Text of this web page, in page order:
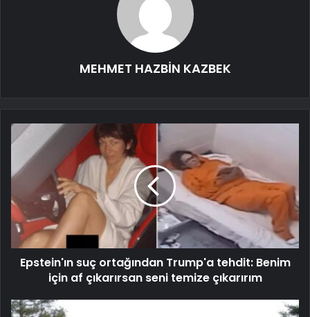
MEHMET HAZBİN KAZBEK
Epstein'ın suç ortağından Trump'a tehdit: Benim
için af çıkarırsan seni temize çıkarırım